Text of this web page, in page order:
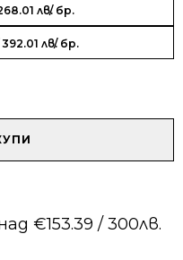
лв./ бр.
лв./ бр.
€153.39 / 300лв.